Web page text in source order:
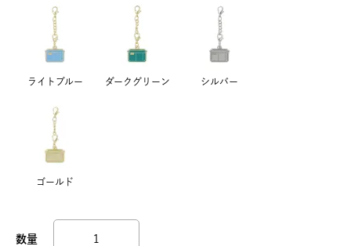
ライトブルー ダークグリーン シルバー
ゴールド